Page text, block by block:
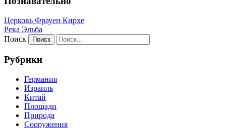
Церковь Фрауен Кирхе
Река Эльба
Поиск
Рубрики
Германия
Израиль
Китай
Площади
Природа
Сооружения